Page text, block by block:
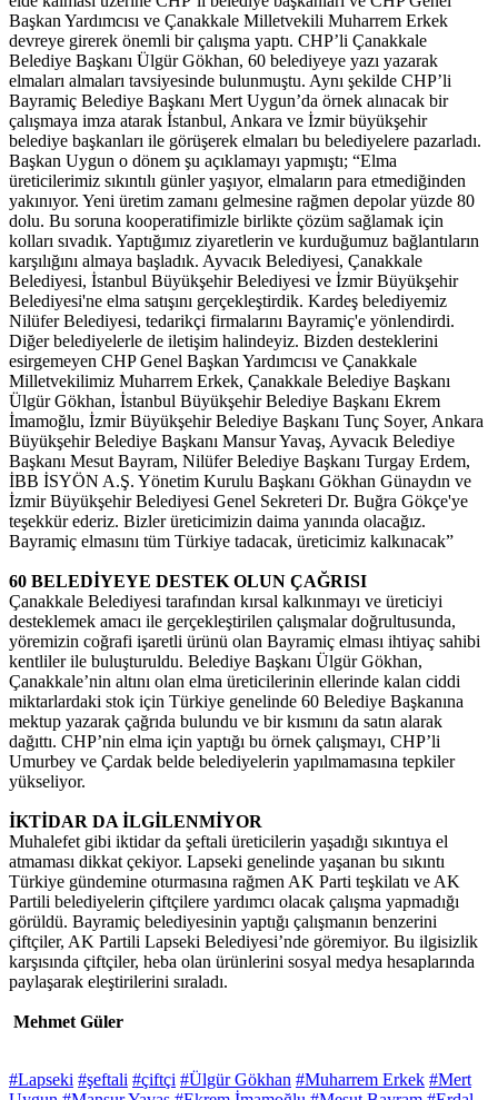
Başkan Yardımcısı ve Çanakkale Milletvekili Muharrem Erkek
devreye girerek önemli bir çalışma yaptı. CHP’li Çanakkale
Belediye Başkanı Ülgür Gökhan, 60 belediyeye yazı yazarak
elmaları almaları tavsiyesinde bulunmuştu. Aynı şekilde CHP’li
Bayramiç Belediye Başkanı Mert Uygun’da örnek alınacak bir
çalışmaya imza atarak İstanbul, Ankara ve İzmir büyükşehir
belediye başkanları ile görüşerek elmaları bu belediyelere pazarladı.
Başkan Uygun o dönem şu açıklamayı yapmıştı; “Elma
üreticilerimiz sıkıntılı günler yaşıyor, elmaların para etmediğinden
yakınıyor. Yeni üretim zamanı gelmesine rağmen depolar yüzde 80
dolu. Bu soruna kooperatifimizle birlikte çözüm sağlamak için
kolları sıvadık. Yaptığımız ziyaretlerin ve kurduğumuz bağlantıların
karşılığını almaya başladık. Ayvacık Belediyesi, Çanakkale
Belediyesi, İstanbul Büyükşehir Belediyesi ve İzmir Büyükşehir
Belediyesi'ne elma satışını gerçekleştirdik. Kardeş belediyemiz
Nilüfer Belediyesi, tedarikçi firmalarını Bayramiç'e yönlendirdi.
Diğer belediyelerle de iletişim halindeyiz. Bizden desteklerini
esirgemeyen CHP Genel Başkan Yardımcısı ve Çanakkale
Milletvekilimiz Muharrem Erkek, Çanakkale Belediye Başkanı
Ülgür Gökhan, İstanbul Büyükşehir Belediye Başkanı Ekrem
İmamoğlu, İzmir Büyükşehir Belediye Başkanı Tunç Soyer, Ankara
Büyükşehir Belediye Başkanı Mansur Yavaş, Ayvacık Belediye
Başkanı Mesut Bayram, Nilüfer Belediye Başkanı Turgay Erdem,
İBB İSYÖN A.Ş. Yönetim Kurulu Başkanı Gökhan Günaydın ve
İzmir Büyükşehir Belediyesi Genel Sekreteri Dr. Buğra Gökçe'ye
teşekkür ederiz. Bizler üreticimizin daima yanında olacağız.
Bayramiç elmasını tüm Türkiye tadacak, üreticimiz kalkınacak”
60 BELEDİYEYE DESTEK OLUN ÇAĞRISI
Çanakkale Belediyesi tarafından kırsal kalkınmayı ve üreticiyi
desteklemek amacı ile gerçekleştirilen çalışmalar doğrultusunda,
yöremizin coğrafi işaretli ürünü olan Bayramiç elması ihtiyaç sahibi
kentliler ile buluşturuldu. Belediye Başkanı Ülgür Gökhan,
Çanakkale’nin altını olan elma üreticilerinin ellerinde kalan ciddi
miktarlardaki stok için Türkiye genelinde 60 Belediye Başkanına
mektup yazarak çağrıda bulundu ve bir kısmını da satın alarak
dağıttı. CHP’nin elma için yaptığı bu örnek çalışmayı, CHP’li
Umurbey ve Çardak belde belediyelerin yapılmamasına tepkiler
yükseliyor.
İKTİDAR DA İLGİLENMİYOR
Muhalefet gibi iktidar da şeftali üreticilerin yaşadığı sıkıntıya el
atmaması dikkat çekiyor. Lapseki genelinde yaşanan bu sıkıntı
Türkiye gündemine oturmasına rağmen AK Parti teşkilatı ve AK
Partili belediyelerin çiftçilere yardımcı olacak çalışma yapmadığı
görüldü. Bayramiç belediyesinin yaptığı çalışmanın benzerini
çiftçiler, AK Partili Lapseki Belediyesi’nde göremiyor. Bu ilgisizlik
karşısında çiftçiler, heba olan ürünlerini sosyal medya hesaplarında
paylaşarak eleştirilerini sıraladı.
Mehmet Güler
#Lapseki #şeftali #çiftçi #Ülgür Gökhan #Muharrem Erkek #Mert